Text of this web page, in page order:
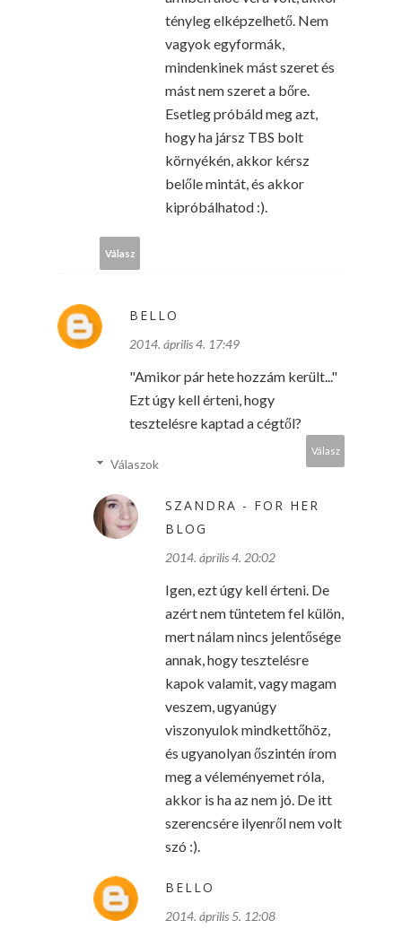
tényleg elképzelhető. Nem
vagyok egyformák,
mindenkinek mást szeret és
mást nem szeret a bőre.
Esetleg próbáld meg azt,
hogy ha jársz TBS bolt
környékén, akkor kérsz
belőle mintát, és akkor
kipróbálhatod :).
Válasz
BELLO
2014. április 4. 17:49
"Amikor pár hete hozzám került..."
Ezt úgy kell érteni, hogy
tesztelésre kaptad a cégtől?
Válasz
Válaszok
SZANDRA - FOR HER
BLOG
2014. április 4. 20:02
Igen, ezt úgy kell érteni. De
azért nem tüntetem fel külön,
mert nálam nincs jelentősége
annak, hogy tesztelésre
kapok valamit, vagy magam
veszem, ugyanúgy
viszonyulok mindkettőhöz,
és ugyanolyan őszintén írom
meg a véleményemet róla,
akkor is ha az nem jó. De itt
szerencsére ilyenről nem volt
szó :).
BELLO
2014. április 5. 12:08